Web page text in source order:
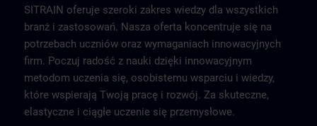
SITRAIN oferuje szeroki zakres wiedzy dla wszystkich
branż i zastosowań. Nasza oferta koncentruje się na
potrzebach uczniów oraz wymaganiach innowacyjnych
firm. Poczuj radość z nauki dzięki innowacyjnym
metodom uczenia się, osobistemu wsparciu i wiedzy,
które wspierają Twoją pracę i rozwój. Za skuteczne,
elastyczne i ciągłe uczenie się przemysłowe.